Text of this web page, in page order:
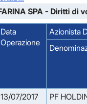
SPA - Diritti di
Data
Operazione
Azionista
13/07/2017 PF